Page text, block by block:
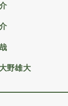
野雄大